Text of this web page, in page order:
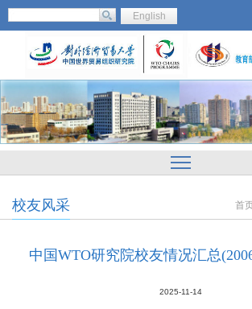
English
校友风采 首
中国WTO研究院校友情况汇总
2025-11-14